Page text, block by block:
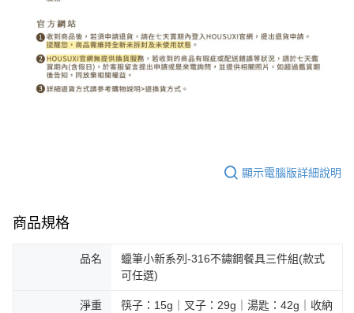
顯示電腦版詳細說明
商品規格
品名
蠟筆小新系列-316不鏽鋼餐具三件組(款式
可任選)
淨重
筷子：15g｜叉子：29g｜湯匙：42g｜收納